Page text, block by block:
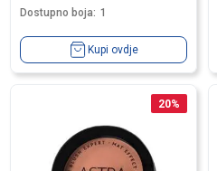
Dostupno boja: 1
Kupi ovdje
20%